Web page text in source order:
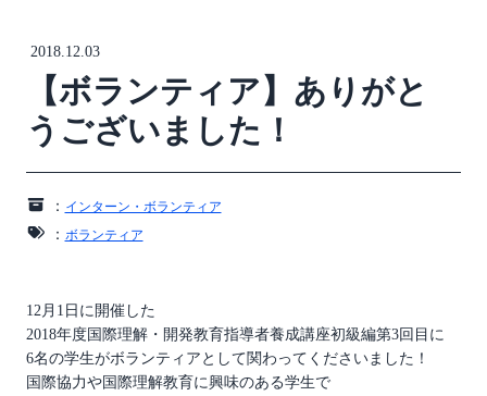
2018.12.03
【ボランティア】ありがと
うございました！
： インターン・ボランティア
： ボランティア
12月1日に開催した
2018年度国際理解・開発教育指導者養成講座初級編第3回目に
6名の学生がボランティアとして関わってくださいました！
国際協力や国際理解教育に興味のある学生で